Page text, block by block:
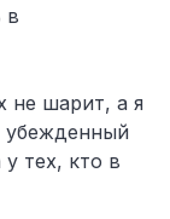
в
не шарит, а я
убежденный
тех, кто в